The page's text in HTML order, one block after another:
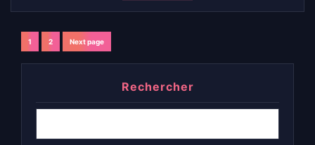
Navigation
des
Page
1 Page
2 Next page
Rechercher